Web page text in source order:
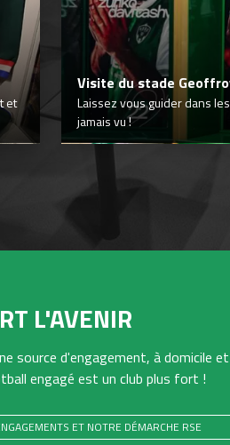
et
Visite du stade
Laissez vous guider dans
jamais vu !
L'AVENIR
source d'engagement, à domicile
engagé est un club plus fort !
ET NOTRE DÉMARCHE RSE